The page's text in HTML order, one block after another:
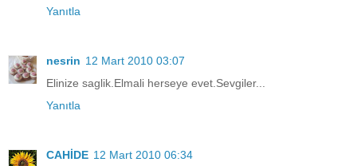
Yanıtla
nesrin 12 Mart 2010 03:07
Elinize saglik.Elmali herseye evet.Sevgiler...
Yanıtla
CAHİDE 12 Mart 2010 06:34